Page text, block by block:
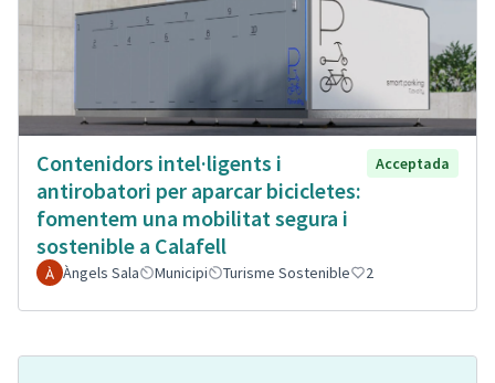
Contenidors intel·ligents i
antirobatori per aparcar bicicletes:
fomentem una mobilitat segura i
sostenible a Calafell
Acceptada
Àngels Sala Municipi Turisme Sostenible 2